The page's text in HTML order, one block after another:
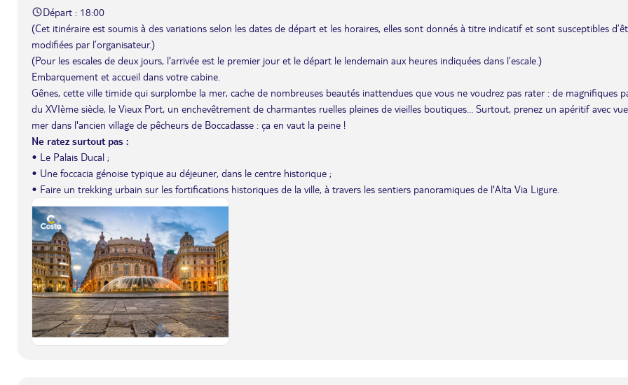
Départ : 18:00
(Cet itinéraire est soumis à des variations selon les dates de départ et les horaires, elles sont donnés à titre indicatif et sont susceptibles
modifiées par l’organisateur.)
(Pour les escales de deux jours, l'arrivée est le premier jour et le départ le lendemain aux heures indiquées dans l’escale.)
Embarquement et accueil dans votre cabine.
Gênes, cette ville timide qui surplombe la mer, cache de nombreuses beautés inattendues que vous ne voudrez pas rater : de magnifiques
du XVIème siècle, le Vieux Port, un enchevêtrement de charmantes ruelles pleines de vieilles boutiques… Surtout, prenez un apéritif avec vue
mer dans l'ancien village de pêcheurs de Boccadasse : ça en vaut la peine !
Ne ratez surtout pas :
• Le Palais Ducal ;
• Une foccacia génoise typique au déjeuner, dans le centre historique ;
• Faire un trekking urbain sur les fortifications historiques de la ville, à travers les sentiers panoramiques de l'Alta Via Ligure.